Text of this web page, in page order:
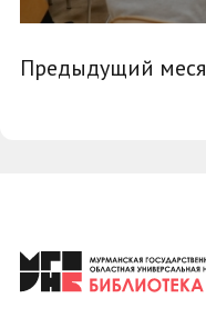
Предыдущий